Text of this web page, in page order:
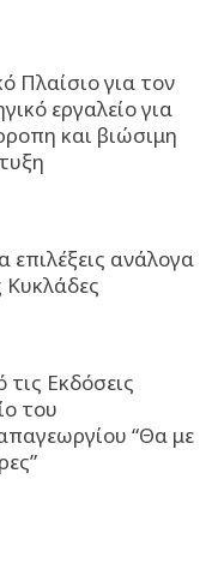
Πλαίσιο για τον
εργαλείο για
και βιώσιμη
επιλέξεις ανάλογα
Κυκλάδες
Εκδόσεις
του
“Θα με